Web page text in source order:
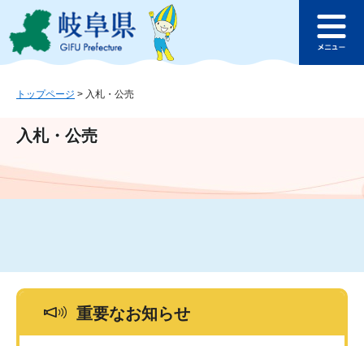
ジ
ュ
文
このページの本文へ
ュ
トップページ > 入札・公売
入札・公売
重要なお知らせ